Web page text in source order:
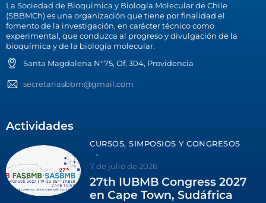
La Sociedad de Bioquímica y Biología Molecular de Chile
(SBBMCh) es una organización que tiene por finalidad el
fomento de la investigación, en carácter técnico como
experimental, que conduzca al progreso y divulgación de la
bioquímica y de la biología molecular.
Santa Magdalena N°75, Of. 304, Providencia
secretariasbbm@gmail.com
Actividades
CURSOS, SIMPOSIOS Y CONGRESOS
7 de julio de 2026
27th IUBMB Congress 2027
en Cape Town, Sudáfrica